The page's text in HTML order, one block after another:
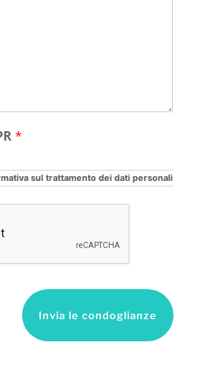
*
sul trattamento dei dati personali
Invia le condoglianze